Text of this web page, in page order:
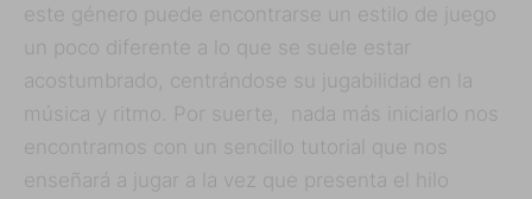
este género puede encontrarse un estilo de juego
un poco diferente a lo que se suele estar
acostumbrado, centrándose su jugabilidad en la
música y ritmo. Por suerte, nada más iniciarlo nos
encontramos con un sencillo tutorial que nos
enseñará a jugar a la vez que presenta el hilo